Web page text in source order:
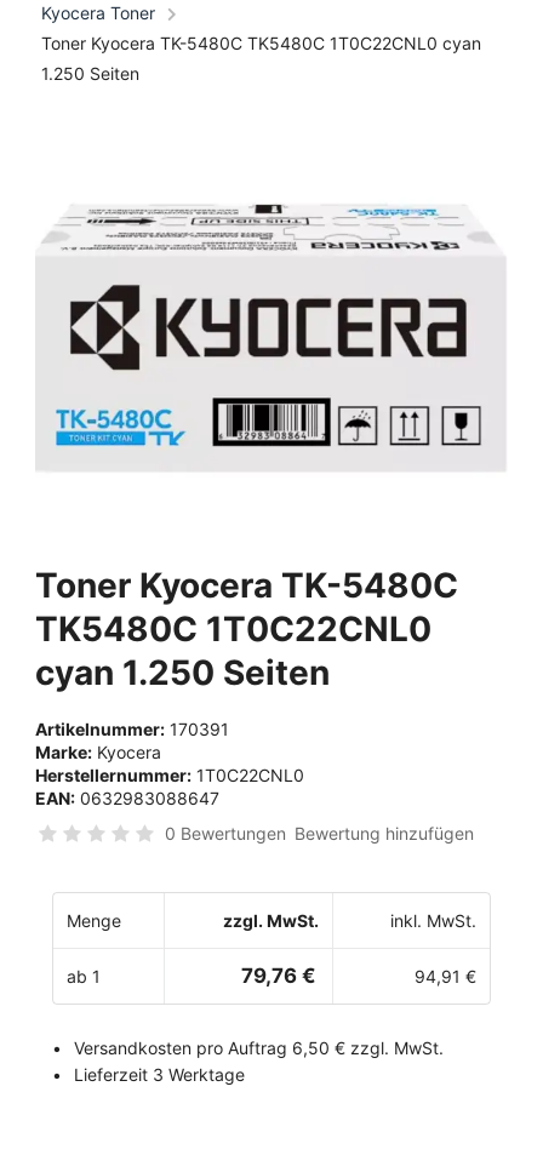
Kyocera Toner
Toner Kyocera TK-5480C TK5480C 1T0C22CNL0 cyan
1.250 Seiten
Toner Kyocera TK-5480C
TK5480C 1T0C22CNL0
cyan 1.250 Seiten
Artikelnummer: 170391
Marke: Kyocera
Herstellernummer: 1T0C22CNL0
EAN: 0632983088647
0 Bewertungen Bewertung hinzufügen
Menge zzgl. MwSt. inkl. MwSt.
ab 1 79,76 € 94,91 €
Versandkosten pro Auftrag 6,50 € zzgl. MwSt.
Lieferzeit 3 Werktage